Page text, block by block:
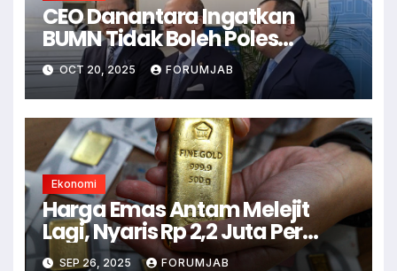
CEO Danantara Ingatkan
BUMN Tidak Boleh Poles
Laporan Keuangan
OCT 20, 2025 FORUMJAB
Ekonomi
Harga Emas Antam Melejit
Lagi, Nyaris Rp 2,2 Juta Per
Gram!
SEP 26, 2025 FORUMJAB